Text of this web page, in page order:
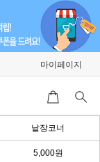
마이페이지
낱장코너
5,000원